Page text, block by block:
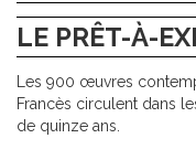
LE PRÊT-À-
Les 900 œuvres
Francès circulent dans
de quinze ans.